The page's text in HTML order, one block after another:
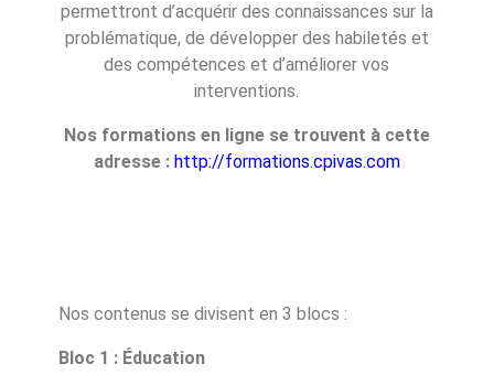
permettront d’acquérir des connaissances sur la
problématique, de développer des habiletés et
des compétences et d’améliorer vos
interventions.
Nos formations en ligne se trouvent à cette
adresse : http://formations.cpivas.com
Nos contenus se divisent en 3 blocs :
Bloc 1 : Éducation